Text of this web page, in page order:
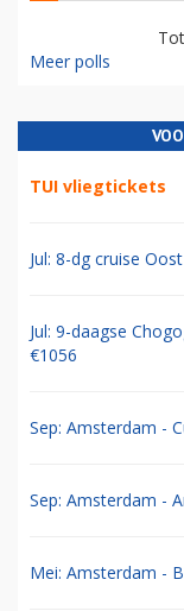
Meer polls
TUI vliegtickets
Jul: 8-dg cruise
Jul: 9-daagse
€1056
Sep: Amsterdam -
Sep: Amsterdam -
Mei: Amsterdam -